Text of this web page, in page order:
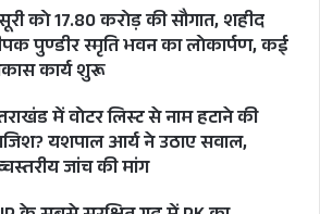
को 17.80 करोड़ की सौगात, शहीद
पुण्डीर स्मृति भवन का लोकार्पण, कई
कार्य शुरू
में वोटर लिस्ट से नाम हटाने की
यशपाल आर्य ने उठाए सवाल,
जांच की मांग